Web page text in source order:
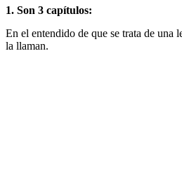
1. Son 3 capítulos:
En el entendido de que se trata de
la llaman.